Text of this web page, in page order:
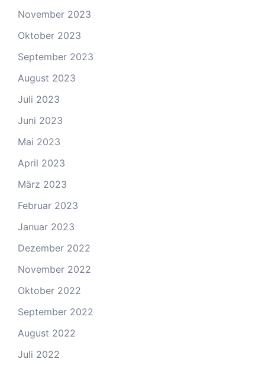
November 2023
Oktober 2023
September 2023
August 2023
Juli 2023
Juni 2023
Mai 2023
April 2023
März 2023
Februar 2023
Januar 2023
Dezember 2022
November 2022
Oktober 2022
September 2022
August 2022
Juli 2022